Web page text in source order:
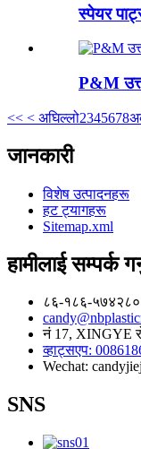
स्पेयर
P&M
<< < अघिल्लो2345678
जानकारी
विशेष उत्पादनहरू
हट ट्यागहरू
Sitemap.xml
हामीलाई सम्पर्क
८६-१८६-
नं 17, XINGYE
व्हाट्सएप:
Wechat:
SNS